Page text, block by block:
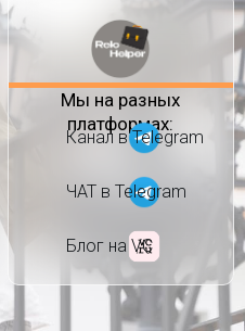
Мы на разных
платформах:
Канал в Telegram
ЧАТ в Telegram
Блог на VC